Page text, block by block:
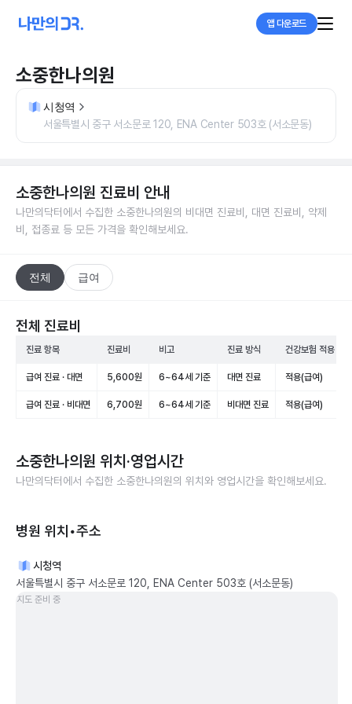
앱 다운로드
소중한나의원
시청역
서울특별시 중구 서소문로 120, ENA Center 503호 (서소문동)
소중한나의원 진료비 안내
나만의닥터에서 수집한 소중한나의원의 비대면 진료비, 대면 진료비, 약제
비, 접종료 등 모든 가격을 확인해보세요.
전체 급여
전체 진료비
진료 항목 진료비 비고 진료 방식 건강보험 적용
급여 진료 · 대면 5,600원 6~64세 기준 대면 진료 적용(급여)
급여 진료 · 비대면 6,700원 6~64세 기준 비대면 진료 적용(급여)
소중한나의원 위치·영업시간
나만의닥터에서 수집한 소중한나의원의 위치와 영업시간을 확인해보세요.
병원 위치•주소
시청역
서울특별시 중구 서소문로 120, ENA Center 503호 (서소문동)
지도 준비 중